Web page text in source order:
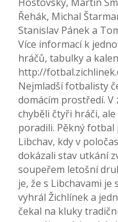
Hostovský, Martin
Řehák, Michal
Stanislav Pánek a
Více informací k
hráčů, tabulky a
http://
Nejmladší fotbalisty
domácím prostředí.
chyběli čtyři hráči,
poradili. Pěkný fotbal
Libchav, kdy v
dokázali stav utkání
soupeřem letošní
je, že s Libchavami je
vyhrál Žichlínek a
čekal na kluky